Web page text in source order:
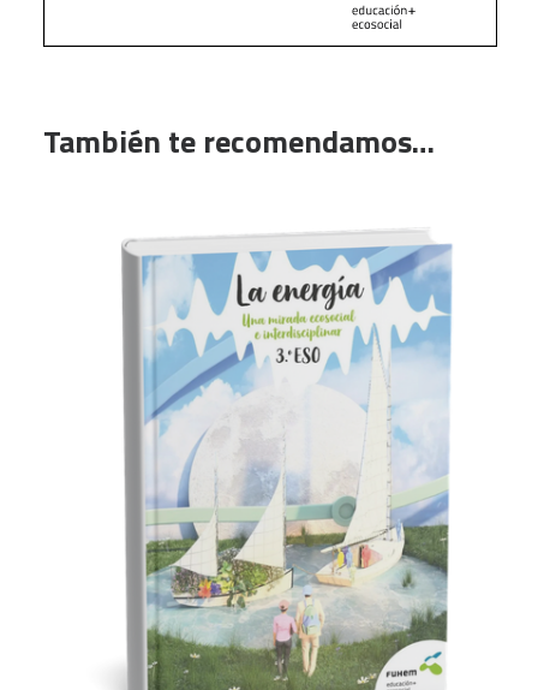
También te recomendamos…